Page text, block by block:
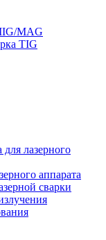
MAG
TIG
лазерного
аппарата
сварки